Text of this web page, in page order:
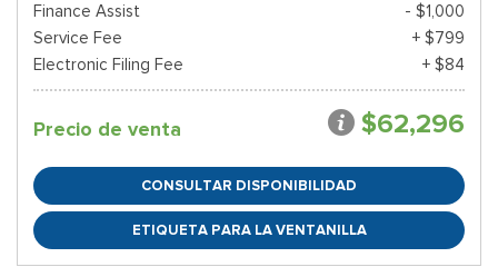
Finance Assist
- $1,000
Service Fee
+ $799
Electronic Filing Fee
+ $84
Precio de venta $62,296
CONSULTAR DISPONIBILIDAD
ETIQUETA PARA LA VENTANILLA